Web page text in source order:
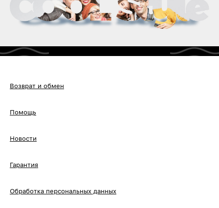
Возврат и обмен
Помощь
Новости
Гарантия
Обработка персональных данных